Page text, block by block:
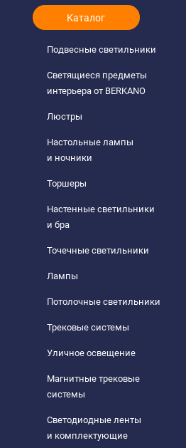
Каталог
Подвесные светильники
Светящиеся предметы
интерьера от BERKANO
Люстры
Настольные лампы
и ночники
Торшеры
Настенные светильники
и бра
Точечные светильники
Лампы
Потолочные светильники
Трековые системы
Уличное освещение
Магнитные трековые
системы
Светодиодные ленты
и комплектующие